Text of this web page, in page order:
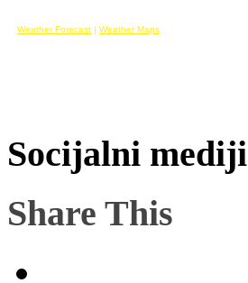
Weather Forecast | Weather Maps
Socijalni mediji
Share This